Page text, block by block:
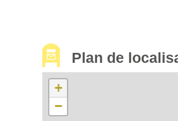
Plan de
+
−